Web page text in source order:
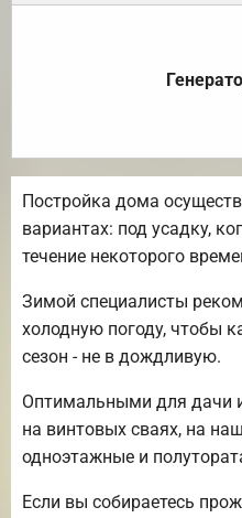
Постройка дома
вариантах: под усадку,
течение некоторого
Зимой специалисты
холодную погоду, чтобы
сезон - не в дождливую.
Оптимальными для дачи
на винтовых сваях, на
одноэтажные и
Если вы собираетесь